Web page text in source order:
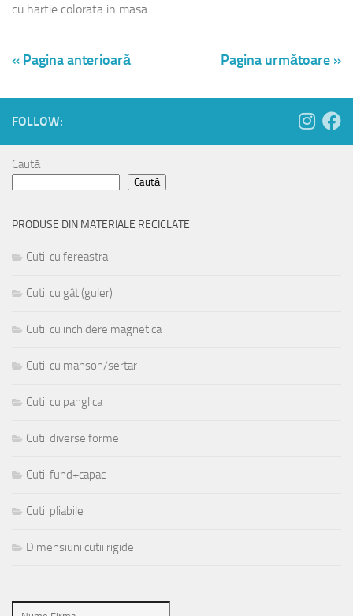
cu hartie colorata in masa....
« Pagina anterioară Pagina următoare »
FOLLOW:
Caută
Caută
PRODUSE DIN MATERIALE RECICLATE
Cutii cu fereastra
Cutii cu gât (guler)
Cutii cu inchidere magnetica
Cutii cu manson/sertar
Cutii cu panglica
Cutii diverse forme
Cutii fund+capac
Cutii pliabile
Dimensiuni cutii rigide